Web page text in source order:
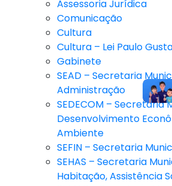
Assessoria Jurídica
Comunicação
Cultura
Cultura – Lei Paulo
Gabinete
SEAD – Secretaria
Administração
SEDECOM – Secretaria
Desenvolvimento
Ambiente
SEFIN – Secretaria
SEHAS – Secretaria
Habitação, Assistência